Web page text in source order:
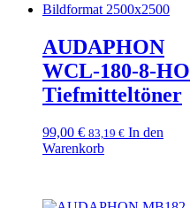
AUDAPHON
WCL-180-8-HO
Tiefmitteltöner
99,00 € 83,19 € In den
Warenkorb